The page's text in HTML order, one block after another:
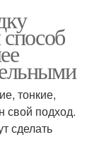
тонкие,
свой подход.
сделать